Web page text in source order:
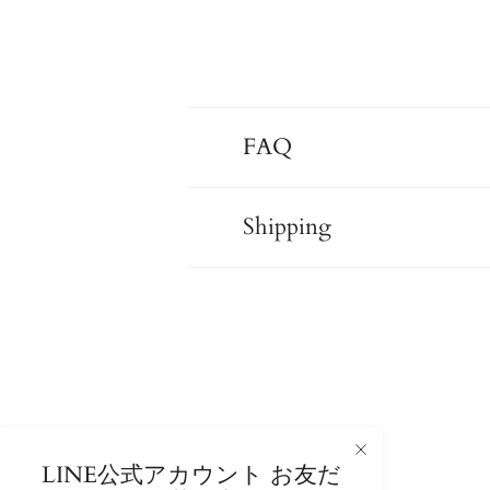
FAQ
Shipping
LINE公式アカウント お友だ